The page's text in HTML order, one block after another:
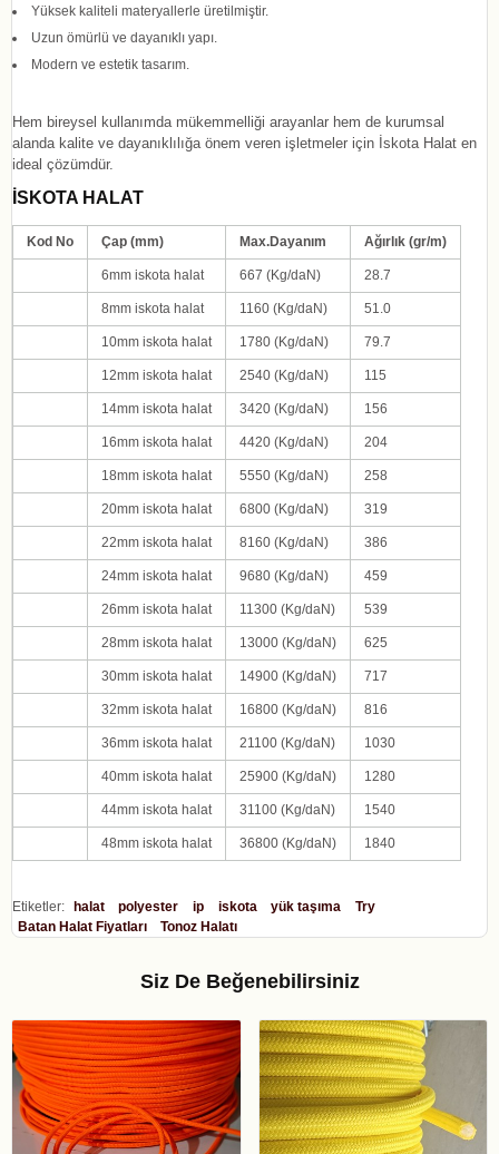
Yüksek kaliteli materyallerle üretilmiştir.
Uzun ömürlü ve dayanıklı yapı.
Modern ve estetik tasarım.
Hem bireysel kullanımda mükemmelliği arayanlar hem de kurumsal
alanda kalite ve dayanıklılığa önem veren işletmeler için İskota Halat en
ideal çözümdür.
İSKOTA HALAT
Kod No Çap (mm) Max.Dayanım Ağırlık (gr/m)
6mm iskota halat 667 (Kg/daN) 28.7
8mm iskota halat 1160 (Kg/daN) 51.0
10mm iskota halat 1780 (Kg/daN) 79.7
12mm iskota halat 2540 (Kg/daN) 115
14mm iskota halat 3420 (Kg/daN) 156
16mm iskota halat 4420 (Kg/daN) 204
18mm iskota halat 5550 (Kg/daN) 258
20mm iskota halat 6800 (Kg/daN) 319
22mm iskota halat 8160 (Kg/daN) 386
24mm iskota halat 9680 (Kg/daN) 459
26mm iskota halat 11300 (Kg/daN) 539
28mm iskota halat 13000 (Kg/daN) 625
30mm iskota halat 14900 (Kg/daN) 717
32mm iskota halat 16800 (Kg/daN) 816
36mm iskota halat 21100 (Kg/daN) 1030
40mm iskota halat 25900 (Kg/daN) 1280
44mm iskota halat 31100 (Kg/daN) 1540
48mm iskota halat 36800 (Kg/daN) 1840
Etiketler: halat polyester ip iskota yük taşıma
Try
Batan Halat Fiyatları
Tonoz Halatı
Siz De Beğenebilirsiniz